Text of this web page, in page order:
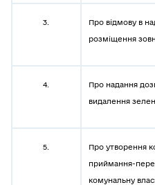
3.
Про відмову в
розміщення
4.
Про надання
видалення
5.
Про утворення
приймання-
комунальну